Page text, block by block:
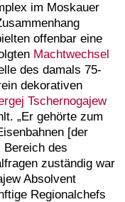
im Moskauer
offenbar eine
Machtwechsel
des damals 75-
dekorativen
Tschernogajew
„Er gehörte zum
[der
Bereich des
zuständig war
Absolvent
Regionalchefs